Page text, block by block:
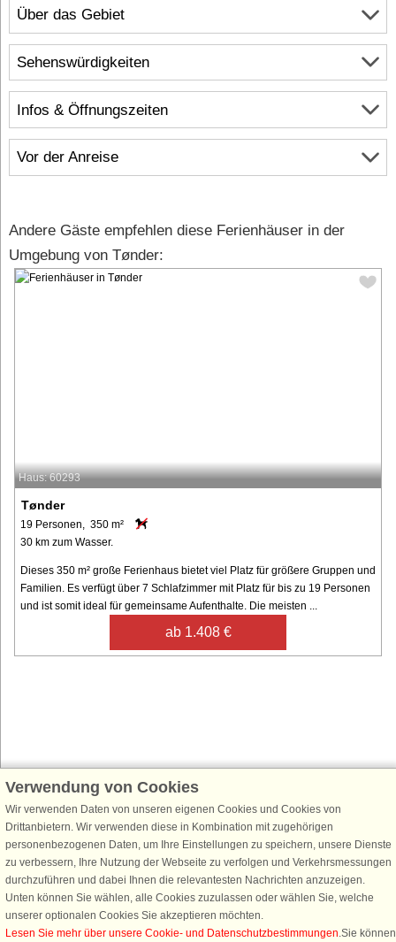
Über das Gebiet
Infos & Öffnungszeiten
Vor der Anreise
Sehenswürdigkeiten
Andere Gäste empfehlen diese Ferienhäuser in der
Umgebung von Tønder:
Haus: 60293
Tønder
19 Personen, 350 m²
30 km zum Wasser.
Dieses 350 m² große Ferienhaus bietet viel Platz für größere Gruppen und
Familien. Es verfügt über 7 Schlafzimmer mit Platz für bis zu 19 Personen
und ist somit ideal für gemeinsame Aufenthalte. Die meisten ...
ab 1.408 €
Schließen Sie sich 100.000 Ferienhaus-Fans an
Erhalten Sie einenWillkommensgutschein von 25 € für Ihren nächsten
Ferienhausurlaub - melden Sie sich einfach für den DanCenter Newsletter
an. Verpassen Sie nie wieder exklusive Angebote, Gewinnspiele und
Urlaubstipps!
Verwendung von Cookies
Wir verwenden Daten von unseren eigenen Cookies und Cookies von
Drittanbietern. Wir verwenden diese in Kombination mit zugehörigen
personenbezogenen Daten, um Ihre Einstellungen zu speichern, unsere Dienste
zu verbessern, Ihre Nutzung der Webseite zu verfolgen und Verkehrsmessungen
durchzuführen und dabei Ihnen die relevantesten Nachrichten anzuzeigen.
Unten können Sie wählen, alle Cookies zuzulassen oder wählen Sie, welche
unserer optionalen Cookies Sie akzeptieren möchten.
Lesen Sie mehr über unsere Cookie- und Datenschutzbestimmungen.Sie können